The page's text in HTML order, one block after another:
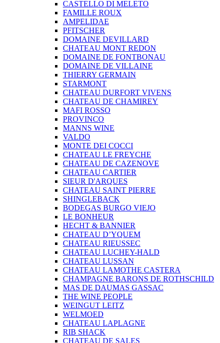
CASTELLO DI MELETO
FAMILLE ROUX
AMPELIDAE
PFITSCHER
DOMAINE DEVILLARD
CHATEAU MONT REDON
DOMAINE DE FONTBONAU
DOMAINE DE VILLAINE
THIERRY GERMAIN
STARMONT
CHATEAU DURFORT VIVENS
CHATEAU DE CHAMIREY
MAFI ROSSO
PROVINCO
MANNS WINE
VALDO
MONTE DEI COCCI
CHATEAU LE FREYCHE
CHATEAU DE CAZENOVE
CHATEAU CARTIER
SIEUR D'ARQUES
CHATEAU SAINT PIERRE
SHINGLEBACK
BODEGAS BURGO VIEJO
LE BONHEUR
HECHT & BANNIER
CHATEAU D’YQUEM
CHATEAU RIEUSSEC
CHATEAU LUCHEY-HALD
CHATEAU LUSSAN
CHATEAU LAMOTHE CASTERA
CHAMPAGNE BARONS DE ROTHSCHILD
MAS DE DAUMAS GASSAC
THE WINE PEOPLE
WEINGUT LEITZ
WELMOED
CHATEAU LAPLAGNE
RIB SHACK
CHATEAU DE SALES